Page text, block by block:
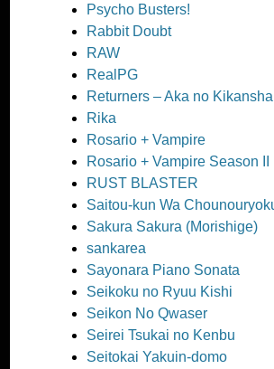
Psycho Busters!
Rabbit Doubt
RAW
RealPG
Returners – Aka no Kikansha
Rika
Rosario + Vampire
Rosario + Vampire Season II
RUST BLASTER
Saitou-kun Wa
Sakura Sakura (Morishige)
sankarea
Sayonara Piano Sonata
Seikoku no Ryuu Kishi
Seikon No Qwaser
Seirei Tsukai no Kenbu
Seitokai Yakuin-domo